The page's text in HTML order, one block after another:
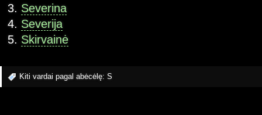
Severina
Severija
Skirvainė
Kiti vardai pagal abėcėlę: S